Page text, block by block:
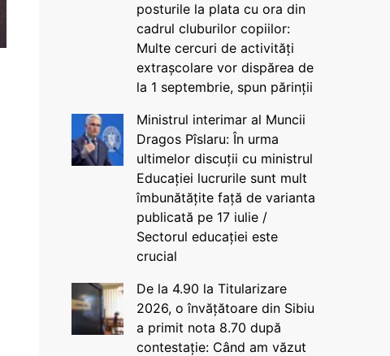
posturile la plata cu ora din
cadrul cluburilor copiilor:
Multe cercuri de activități
extrașcolare vor dispărea de
la 1 septembrie, spun părinții
Ministrul interimar al Muncii
Dragos Pîslaru: În urma
ultimelor discuții cu ministrul
Educației lucrurile sunt mult
îmbunătățite față de varianta
publicată pe 17 iulie /
Sectorul educației este
crucial
De la 4.90 la Titularizare
2026, o învățătoare din Sibiu
a primit nota 8.70 după
contestație: Când am văzut